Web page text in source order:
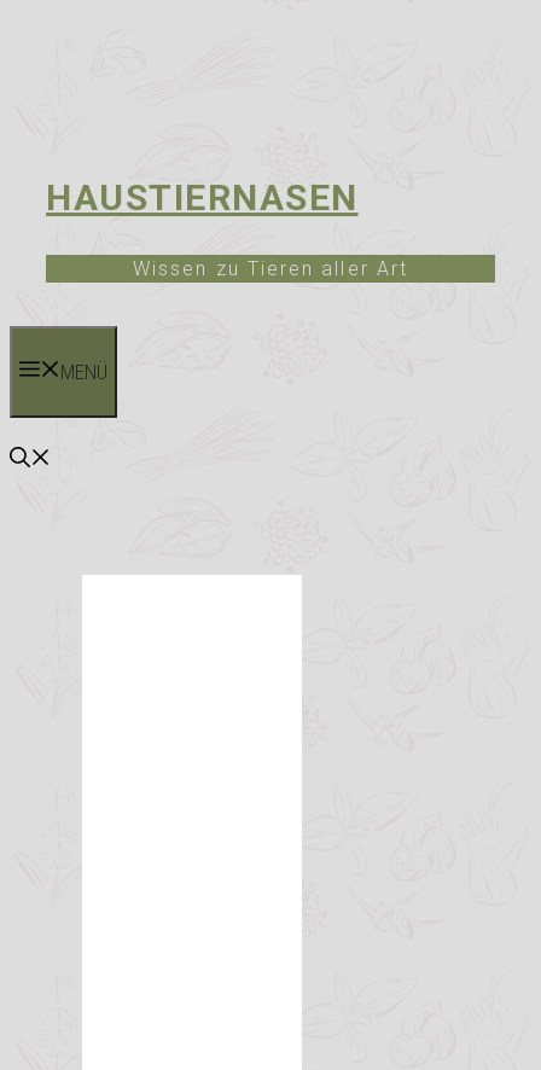
HAUSTIERNASEN
Wissen zu Tieren aller Art
MENÜ